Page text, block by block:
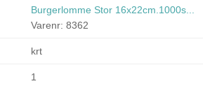
Burgerlomme Stor 16x22cm.1000s...
Varenr: 8362
krt
1